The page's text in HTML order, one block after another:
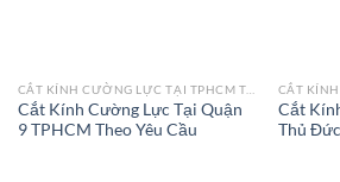
CẮT KÍNH CƯỜNG LỰC TẠI TPHCM THEO YÊU CẦU
Cắt Kính Cường Lực Tại Quận
9 TPHCM Theo Yêu Cầu
Cắt
Thủ